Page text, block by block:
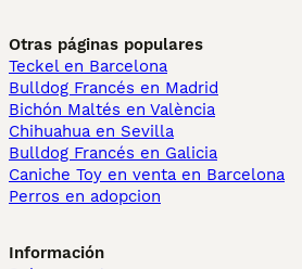
Otras páginas populares
Teckel en Barcelona
Bulldog Francés en Madrid
Bichón Maltés en València
Chihuahua en Sevilla
Bulldog Francés en Galicia
Caniche Toy en venta en Barcelona
Perros en adopcion
Información